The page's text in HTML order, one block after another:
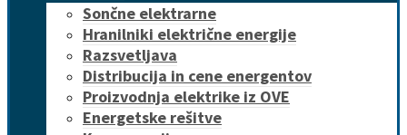
Sončne elektrarne
Hranilniki električne energije
Razsvetljava
Distribucija in cene energentov
Proizvodnja elektrike iz OVE
Energetske rešitve